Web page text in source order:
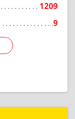
1209
9